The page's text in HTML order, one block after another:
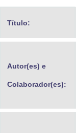
Título:
Autor(es) e
Colaborador(es):